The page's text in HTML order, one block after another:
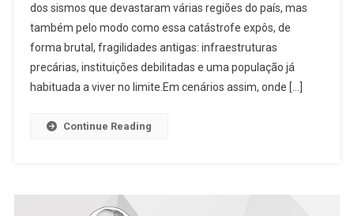
Terra
Falha,
Resta
A
Humanidade
dos sismos que devastaram várias regiões do país, mas
também pelo modo como essa catástrofe expôs, de
forma brutal, fragilidades antigas: infraestruturas
precárias, instituições debilitadas e uma população já
habituada a viver no limite.Em cenários assim, onde […]
Continue Reading